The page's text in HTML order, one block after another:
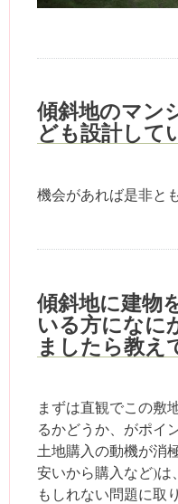
傾斜地のマン
ども設計して
機会があれば是非と
傾斜地に建物
いる方になに
ましたら教え
まずは直観でこの敷
るかどうか、がポイ
土地購入の動機が消
安いから購入など)
もしれない問題に取